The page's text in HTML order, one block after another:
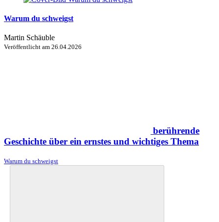
Warum du schweigst
Martin Schäuble
Veröffentlicht am 26.04.2026
berührende
Geschichte über ein ernstes und wichtiges Thema
Warum du schweigst